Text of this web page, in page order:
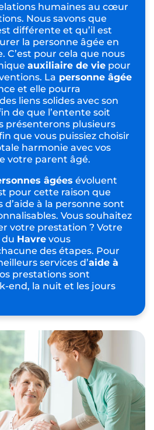
humaines au cœur
Nous savons que
différente et qu’il est
la personne âgée en
C’est pour cela que nous
auxiliaire de vie pour
La personne âgée
et elle pourra
liens solides avec son
de que l’entente soit
présenterons plusieurs
que vous puissiez choisir
harmonie avec vos
votre parent âgé.
âgées évoluent
pour cette raison que
à la personne sont
Vous souhaitez
votre prestation ? Votre
Havre vous
des étapes. Pour
services d’aide à
prestations sont
end, la nuit et les jours